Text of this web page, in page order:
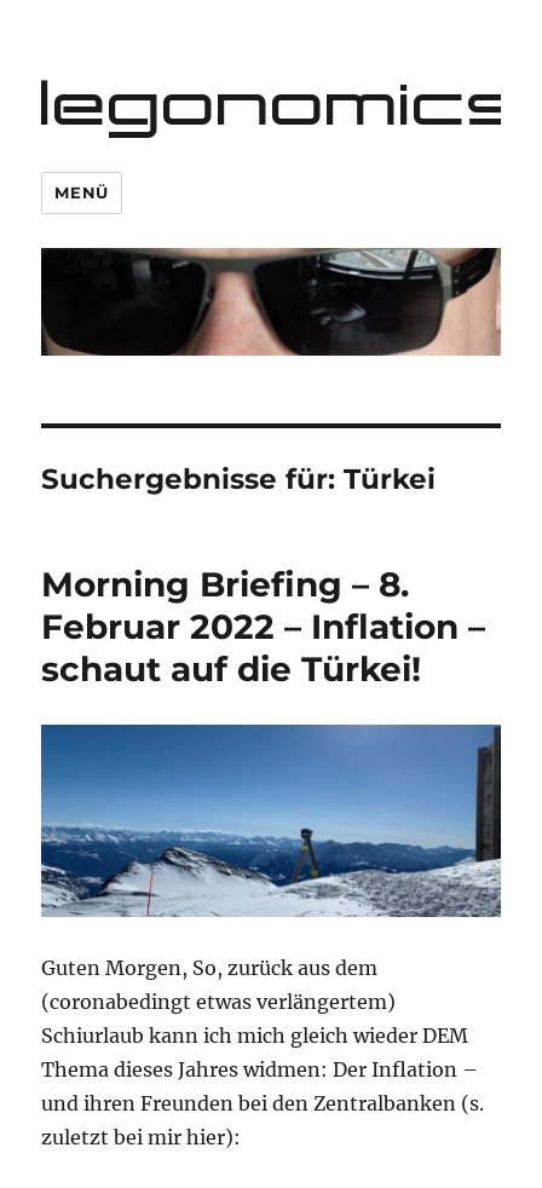
legonomics
MENÜ
Suchergebnisse für:Türkei
Morning Briefing – 8.
Februar 2022 – Inflation –
schaut auf die Türkei!
Guten Morgen, So, zurück aus dem
(coronabedingt etwas verlängertem)
Schiurlaub kann ich mich gleich wieder DEM
Thema dieses Jahres widmen: Der Inflation –
und ihren Freunden bei den Zentralbanken (s.
zuletzt bei mir hier):